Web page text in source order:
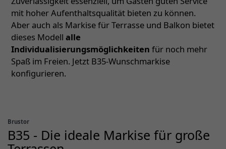
mit hoher Aufenthaltsqualität bieten zu können.
Aber auch als Markise für Terrasse und Balkon bietet
dieses Modell alle
Individualisierungsmöglichkeiten für noch mehr
Spaß im Freien. Jetzt B35-Wunschmarkise
konfigurieren.
Brustor
B35 - Die ideale Markise für große